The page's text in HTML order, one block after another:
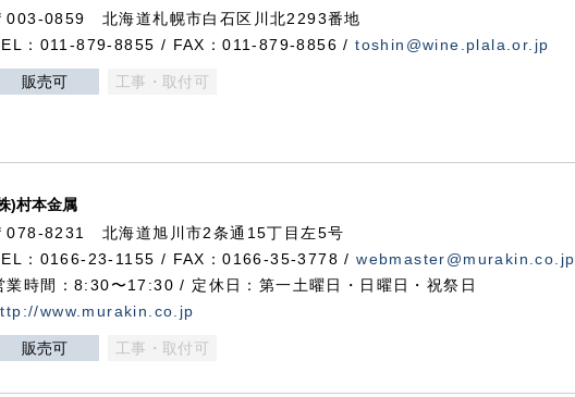
003-0859 北海道札幌市白石区川北2293番地
：011-879-8855 / FAX：011-879-8856 /toshin@wine.plala.or.jp
販売可 工事・取付可
)村本金属
078-8231 北海道旭川市2条通15丁目左5号
：0166-23-1155 / FAX：0166-35-3778 /webmaster@murakin.co.jp
業時間：8:30〜17:30 / 定休日：第一土曜日・日曜日・祝祭日
www.murakin.co.jp
販売可 工事・取付可